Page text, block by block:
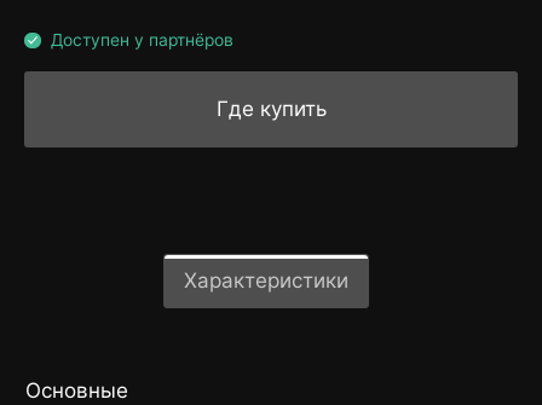
Доступен у партнёров
Где купить
Характеристики
Основные